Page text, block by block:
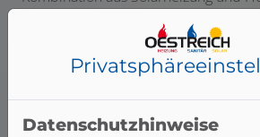
übernehmen wir zudem die
Gewerke und arbeiten eng mit
und renommierten Marken
Sie höchste Qualität, sowohl bei der
Produkten.
Datenschutzhinweise